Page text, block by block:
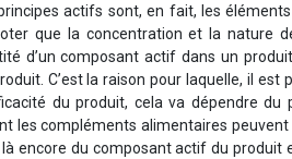
actifs sont, en fait, les
que la concentration et la nature
d’un composant actif dans un
C’est la raison pour laquelle, il est
du produit, cela va dépendre
les compléments alimentaires peuvent
encore du composant actif du produit